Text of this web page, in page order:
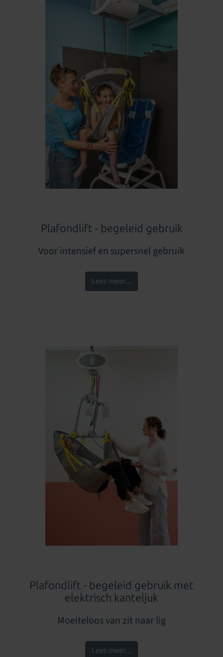
Plafondlift - begeleid gebruik
Voor intensief en supersnel gebruik
Lees meer...
Plafondlift - begeleid gebruik met
elektrisch kanteljuk
Moeiteloos van zit naar lig
Lees meer...